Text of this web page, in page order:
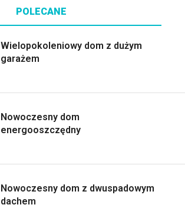
POLECANE
Wielopokoleniowy dom z dużym
garażem
Nowoczesny dom
energooszczędny
Nowoczesny dom z dwuspadowym
dachem